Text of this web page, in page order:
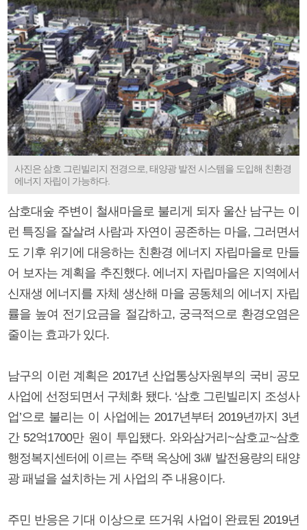
사진은 삼호 그린빌리지 전경으로, 태양광 발전 시스템을 도입해 친환경
에너지 자립이 가능하다.
삼호대숲 주변이 철새마을로 불리게 되자 울산 남구는 이
런 특징을 잘살려 사람과 자연이 공존하는 마을, 그러면서
도 기후 위기에 대응하는 친환경 에너지 자립마을로 만들
어 보자는 계획을 추진했다. 에너지 자립마을은 지역에서
신재생 에너지를 자체 생산해 마을 공동체의 에너지 자립
률을 높여 전기요금을 절감하고, 궁극적으로 환경오염은
줄이는 효과가 있다.
남구의 이런 계획은 2017년 산업통상자원부의 국비 공모
사업에 선정되면서 구체화 됐다. ‘삼호 그린빌리지 조성사
업’으로 불리는 이 사업에는 2017년부터 2019년까지 3년
간 52억1700만 원이 투입됐다. 와와삼거리~삼호교~삼호
행정복지센터에 이르는 주택 옥상에 3㎾ 발전용량의 태양
광 패널을 설치하는 게 사업의 주 내용이다.
주민 반응은 기대 이상으로 뜨거워 사업이 완료된 2019년